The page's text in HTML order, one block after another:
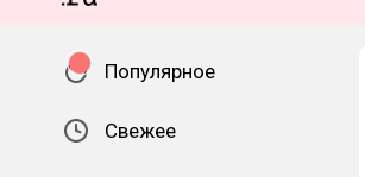
Популярное
Свежее